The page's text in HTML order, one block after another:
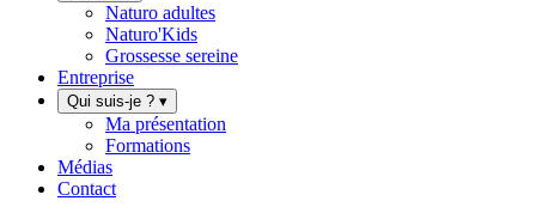
Naturo adultes
Naturo'Kids
Grossesse sereine
Entreprise
Qui suis-je ? ▾
Ma présentation
Formations
Médias
Contact